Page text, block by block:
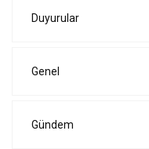
Duyurular
Genel
Gündem